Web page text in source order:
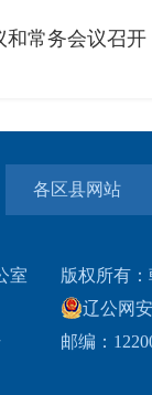
和常务会议召开
各区县网站
室
版权所有
辽公网
邮编：